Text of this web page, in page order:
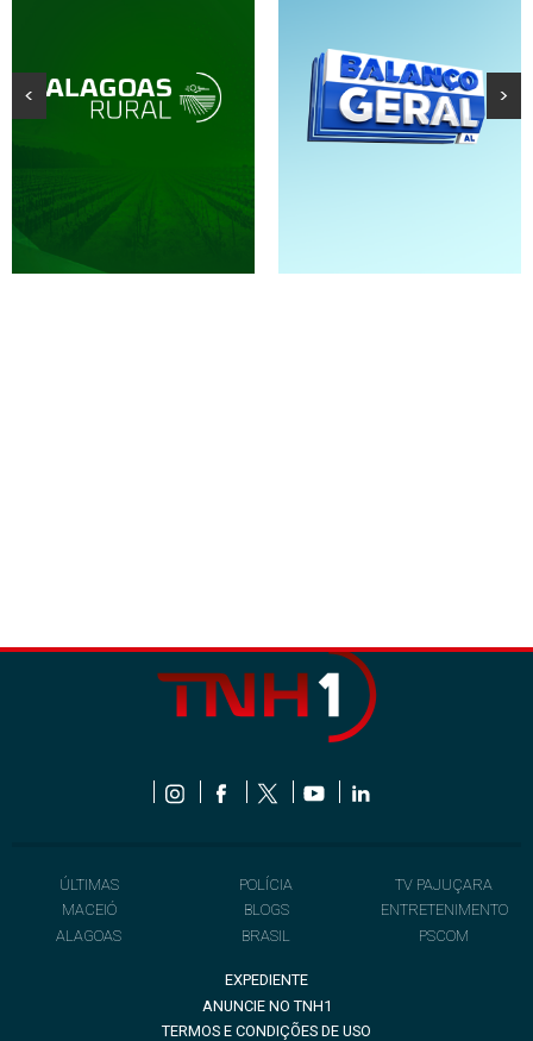
< >
ÚLTIMAS
MACEIÓ
ALAGOAS
POLÍCIA
BLOGS
BRASIL
TV PAJUÇARA
ENTRETENIMENTO
PSCOM
EXPEDIENTE
ANUNCIE NO TNH1
TERMOS E CONDIÇÕES DE USO